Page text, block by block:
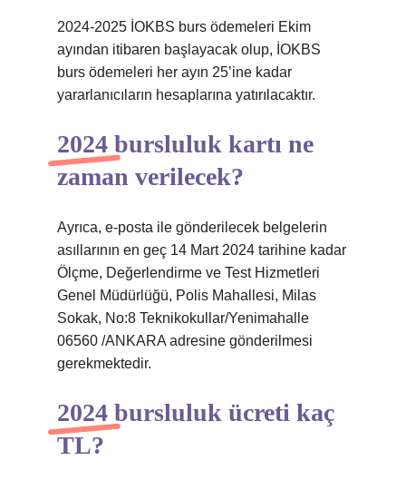
2024-2025 İOKBS burs ödemeleri Ekim
ayından itibaren başlayacak olup, İOKBS
burs ödemeleri her ayın 25’ine kadar
yararlanıcıların hesaplarına yatırılacaktır.
2024 bursluluk kartı ne
zaman verilecek?
Ayrıca, e-posta ile gönderilecek belgelerin
asıllarının en geç 14 Mart 2024 tarihine kadar
Ölçme, Değerlendirme ve Test Hizmetleri
Genel Müdürlüğü, Polis Mahallesi, Milas
Sokak, No:8 Teknikokullar/Yenimahalle
06560 /ANKARA adresine gönderilmesi
gerekmektedir.
2024 bursluluk ücreti kaç
TL?